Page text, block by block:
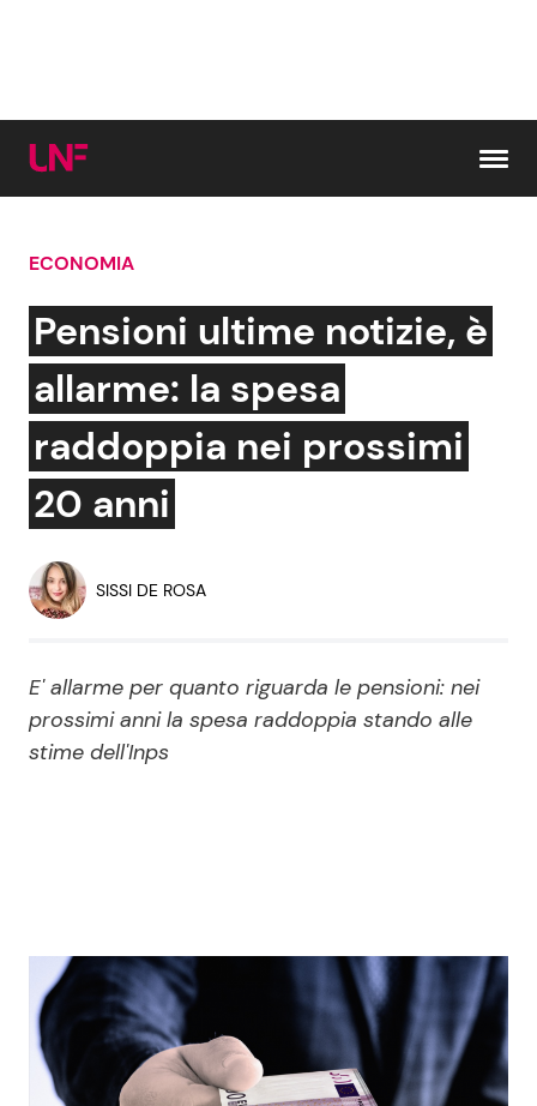
Cerca:
News e Cronaca
Attualità Italiana
Dal Mondo
Economia
Persone Scomparse
Politica
Gossip e TV
Bellezze VIP
Reality e Talent
News Musica
News Spettacolo
ECONOMIA
Pensioni ultime notizie, è
allarme: la spesa
raddoppia nei prossimi
20 anni
SISSI DE ROSA
E' allarme per quanto riguarda le pensioni: nei
prossimi anni la spesa raddoppia stando alle
stime dell'Inps